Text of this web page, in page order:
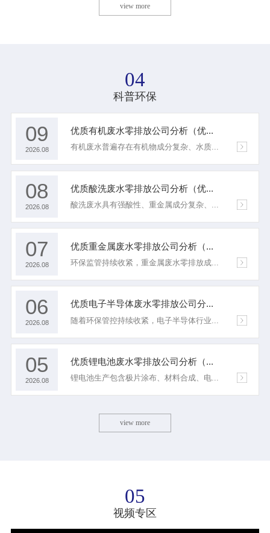
view more
04
科普环保
09
2026.08
优质有机废水零排放公司分析（优...
有机废水普遍存在有机物成分复杂、水质...
08
2026.08
优质酸洗废水零排放公司分析（优...
酸洗废水具有强酸性、重金属成分复杂、...
07
2026.08
优质重金属废水零排放公司分析（...
环保监管持续收紧，重金属废水零排放成...
06
2026.08
优质电子半导体废水零排放公司分...
随着环保管控持续收紧，电子半导体行业...
05
2026.08
优质锂电池废水零排放公司分析（...
锂电池生产包含极片涂布、材料合成、电...
view more
05
视频专区